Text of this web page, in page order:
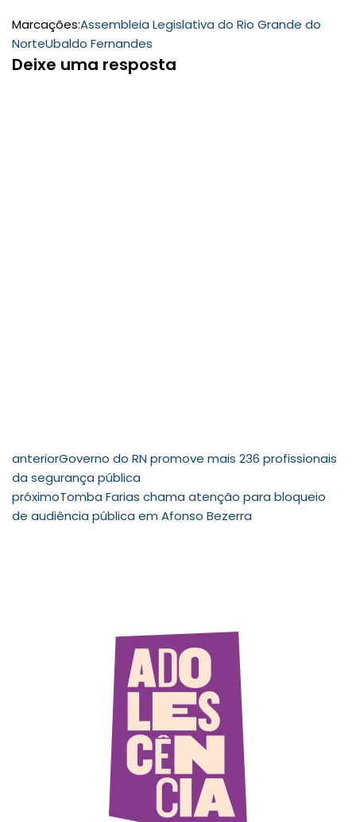
Marcações:Assembleia Legislativa do Rio Grande do
NorteUbaldo Fernandes
Deixe uma resposta
anteriorGoverno do RN promove mais 236 profissionais
da segurança pública
próximoTomba Farias chama atenção para bloqueio
de audiência pública em Afonso Bezerra